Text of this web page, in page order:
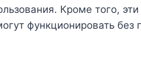
Кроме того,
функционировать